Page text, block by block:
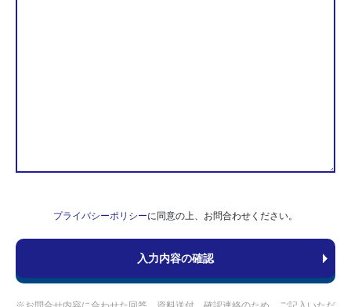
プライバシーポリシーに同意の上、お問合わせください。